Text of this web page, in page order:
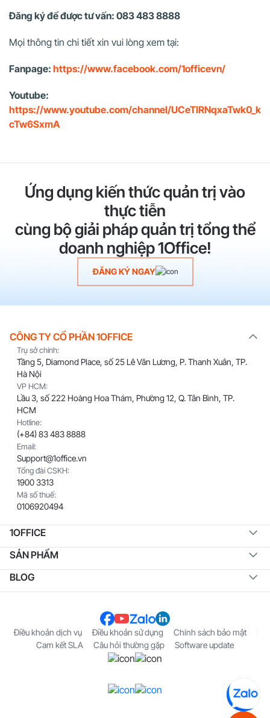
Đăng ký để được tư vấn: 083 483 8888
Mọi thông tin chi tiết xin vui lòng xem tại:
Fanpage: https://www.facebook.com/1officevn/
Youtube:
https://www.youtube.com/channel/UCeTIRNqxaTwk0_k
cTw6SxmA
Ứng dụng kiến thức quản trị vào
thực tiễn
cùng bộ giải pháp quản trị tổng thể
doanh nghiệp 1Office!
ĐĂNG KÝ NGAY
CÔNG TY CỔ PHẦN 1OFFICE
Trụ sở chính:
Tầng 5, Diamond Place, số 25 Lê Văn Lương, P. Thanh Xuân, TP.
Hà Nội
VP HCM:
Lầu 3, số 222 Hoàng Hoa Thám, Phường 12, Q. Tân Bình, TP.
HCM
Hotline:
(+84) 83 483 8888
Email:
Support@1office.vn
Tổng đài CSKH:
1900 3313
Mã số thuế:
0106920494
1OFFICE
SẢN PHẨM
BLOG
Điều khoản dịch vụ Điều khoản sử dụng
Chính sách bảo mật
Cam kết SLA
Câu hỏi thường gặp Software update